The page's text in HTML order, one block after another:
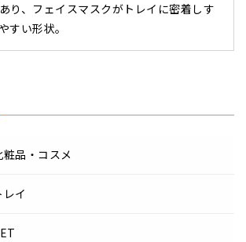
り、フェイスマスクがトレイに密着しす
すい形状。
粧品・コスメ
レイ